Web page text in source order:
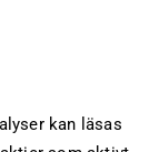
kan läsas